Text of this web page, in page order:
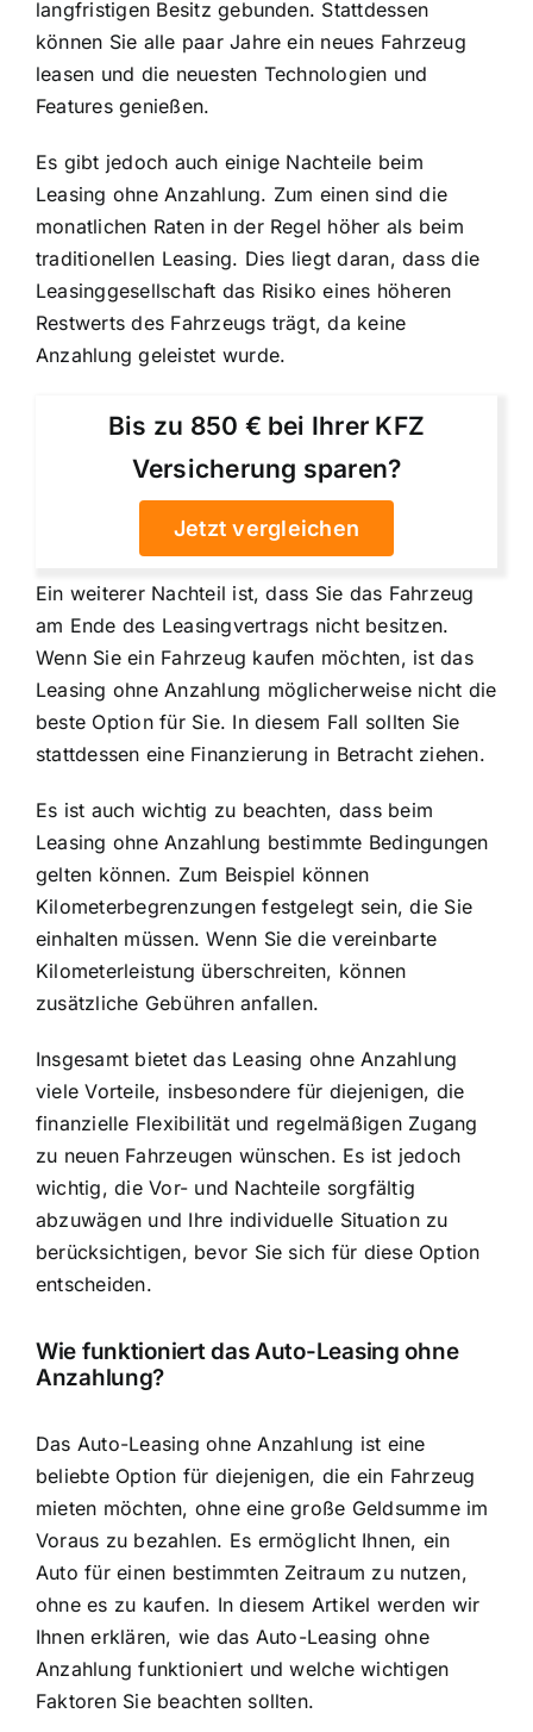
langfristigen Besitz gebunden. Stattdessen
können Sie alle paar Jahre ein neues Fahrzeug
leasen und die neuesten Technologien und
Features genießen.
Es gibt jedoch auch einige Nachteile beim
Leasing ohne Anzahlung. Zum einen sind die
monatlichen Raten in der Regel höher als beim
traditionellen Leasing. Dies liegt daran, dass die
Leasinggesellschaft das Risiko eines höheren
Restwerts des Fahrzeugs trägt, da keine
Anzahlung geleistet wurde.
Bis zu 850 € bei Ihrer KFZ
Versicherung sparen?
Jetzt vergleichen
Ein weiterer Nachteil ist, dass Sie das Fahrzeug
am Ende des Leasingvertrags nicht besitzen.
Wenn Sie ein Fahrzeug kaufen möchten, ist das
Leasing ohne Anzahlung möglicherweise nicht die
beste Option für Sie. In diesem Fall sollten Sie
stattdessen eine Finanzierung in Betracht ziehen.
Es ist auch wichtig zu beachten, dass beim
Leasing ohne Anzahlung bestimmte Bedingungen
gelten können. Zum Beispiel können
Kilometerbegrenzungen festgelegt sein, die Sie
einhalten müssen. Wenn Sie die vereinbarte
Kilometerleistung überschreiten, können
zusätzliche Gebühren anfallen.
Insgesamt bietet das Leasing ohne Anzahlung
viele Vorteile, insbesondere für diejenigen, die
finanzielle Flexibilität und regelmäßigen Zugang
zu neuen Fahrzeugen wünschen. Es ist jedoch
wichtig, die Vor- und Nachteile sorgfältig
abzuwägen und Ihre individuelle Situation zu
berücksichtigen, bevor Sie sich für diese Option
entscheiden.
Wie funktioniert das Auto-Leasing ohne
Anzahlung?
Das Auto-Leasing ohne Anzahlung ist eine
beliebte Option für diejenigen, die ein Fahrzeug
mieten möchten, ohne eine große Geldsumme im
Voraus zu bezahlen. Es ermöglicht Ihnen, ein
Auto für einen bestimmten Zeitraum zu nutzen,
ohne es zu kaufen. In diesem Artikel werden wir
Ihnen erklären, wie das Auto-Leasing ohne
Anzahlung funktioniert und welche wichtigen
Faktoren Sie beachten sollten.